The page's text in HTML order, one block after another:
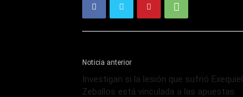
Noticia anterior
Investigan si la lesión que sufrió Exequiel
Zeballos está vinculada a las apuestas